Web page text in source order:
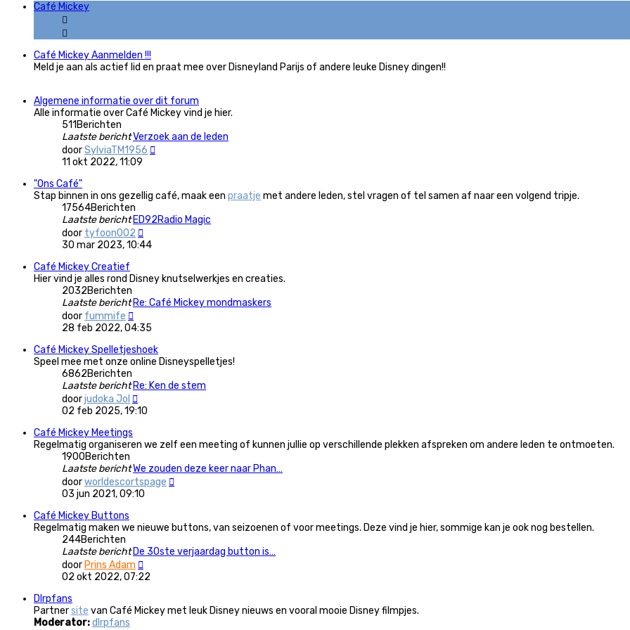
Café Mickey
Café Mickey Aanmelden !!!
Meld je aan als actief lid en praat mee over Disneyland Parijs of andere leuke Disney dingen!!
Algemene informatie over dit forum
Alle informatie over Café Mickey vind je hier.
511 Berichten
Laatste berichtVerzoek aan de leden
doorSylviaTM1956
11 okt 2022, 11:09
"Ons Café"
Stap binnen in ons gezellig café, maak een praatje met andere leden, stel vragen of tel samen af naar een volgend tripje.
17564Berichten
Laatste bericht ED92Radio Magic
door tyfoon002
laatste
30 mar 2023, 10:44
Café Mickey Creatief
Hier vind je alles rond Disney knutselwerkjes en creaties.
2032Berichten
Laatste bericht Re: Café Mickey mondmaskers
door fummife
laatste
28 feb 2022, 04:35
Café Mickey Spelletjeshoek
Speel mee met onze online Disneyspelletjes!
6862Berichten
Laatste bericht Re: Ken de stem
doorjudoka Jol
laatste
02 feb 2025, 19:10
Café Mickey Meetings
Regelmatig organiseren we zelf een meeting of kunnen jullie op verschillende plekken afspreken om andere leden te ontmoeten.
1900Berichten
Laatste berichtWe zouden deze keer naar Phan…
doorworldescortspage
03 jun 2021, 09:10
Café Mickey Buttons
Regelmatig maken we nieuwe buttons, van seizoenen of voor meetings. Deze vind je hier, sommige kan je ook nog bestellen.
244Berichten
Laatste bericht De 30ste verjaardag button is…
door Prins Adam
laatste
02 okt 2022, 07:22
Dlrpfans
Partnersite van Café Mickey met leuk Disney nieuws en vooral mooie Disney filmpjes.
Moderator:dlrpfans